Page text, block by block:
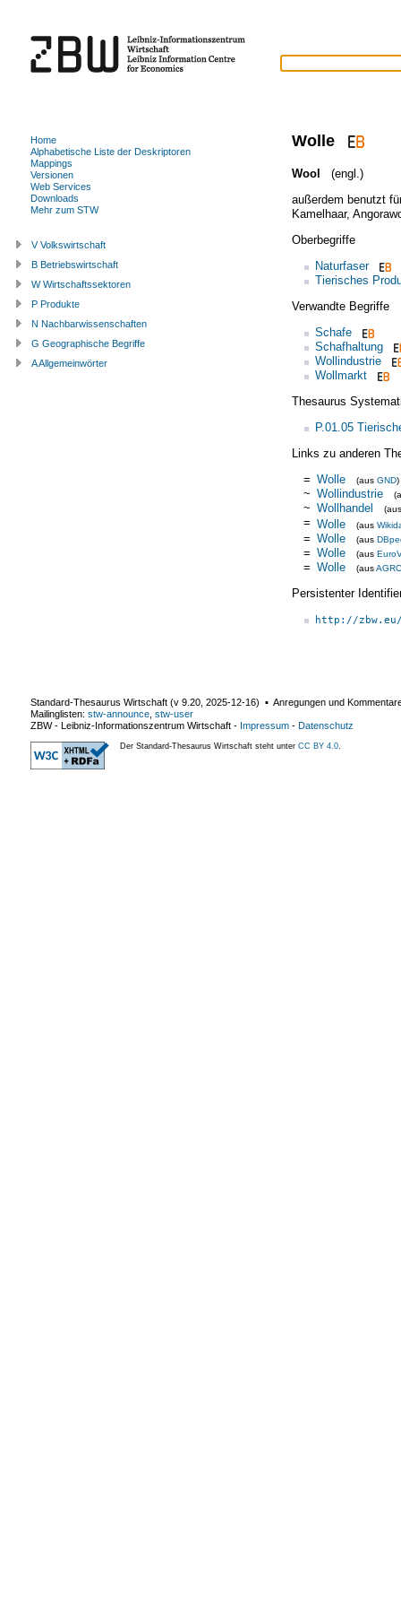
Wolle
Wool
(engl.)
außerdem benutzt
Kamelhaar,
Oberbegriffe
Naturfaser
Tierisches
Verwandte Begriffe
Schafe
Schafhaltung
Wollindustrie
Wollmarkt
Thesaurus
P.01.05
Links zu anderen
= Wolle (aus GND)
~ Wollindustrie
~ Wollhandel
= Wolle (aus
= Wolle (aus
= Wolle (aus
= Wolle (aus
Persistenter
http://
Home
Alphabetische Liste der Deskriptoren
Mappings
Versionen
Web Services
Downloads
Mehr zum STW
V Volkswirtschaft
B Betriebswirtschaft
W Wirtschaftssektoren
P Produkte
N Nachbarwissenschaften
G Geographische Begriffe
A Allgemeinwörter
Standard-Thesaurus Wirtschaft (v 9.20 2025-12-16) ▪ Anregungen und
Mailinglisten: stw-announce stw-user
ZBW - Leibniz-Informationszentrum Wirtschaft - Impressum - Datenschutz
Der Standard-Thesaurus Wirtschaft steht unter CC BY 4.0